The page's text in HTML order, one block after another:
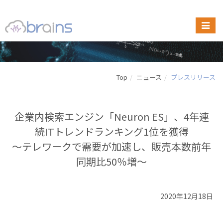
Top ニュース プレスリリース
企業内検索エンジン「Neuron ES」、4年連
続ITトレンドランキング1位を獲得
〜テレワークで需要が加速し、販売本数前年
同期比50％増〜
2020年12月18日